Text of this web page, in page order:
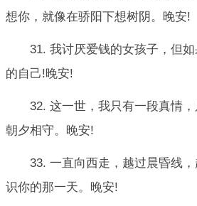
想你，就像在骄阳下想树阴。晚安!
31. 我讨厌爱钱的女孩子，但
的自己!晚安!
32. 这一世，我只有一段真情，
朝夕相守。晚安!
33. 一直向西走，越过晨昏线
识你的那一天。晚安!